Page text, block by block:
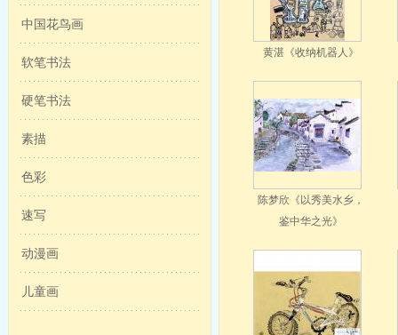
中国花鸟画
软笔书法
硬笔书法
素描
色彩
速写
动漫画
儿童画
黄湛《收纳机器人》
陈梦欣《以秀美水乡，
鉴中华之光》